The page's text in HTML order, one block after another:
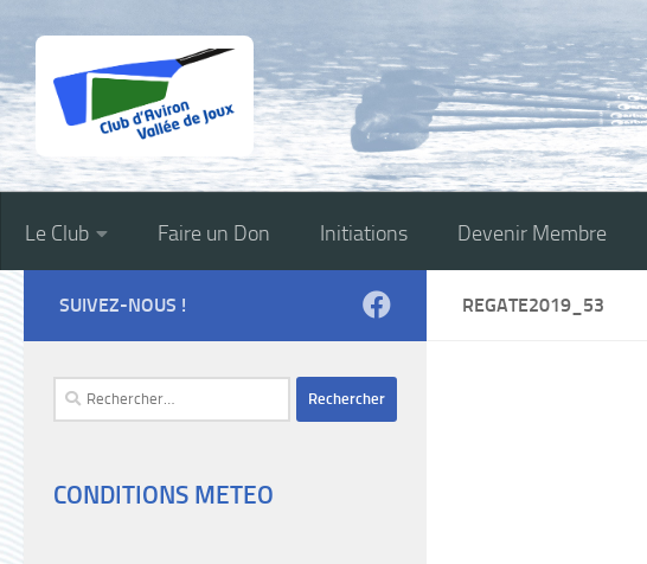
Skip to content
Le Club Faire un Don Initiations Devenir Membre
REGATE2019_53
SUIVEZ-NOUS !
Rechercher :
CONDITIONS METEO